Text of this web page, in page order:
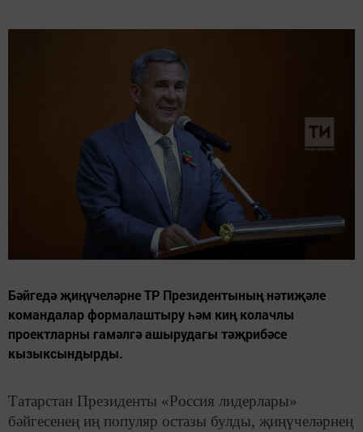
Бәйгедә җиңүчеләрне ТР Президентының нәтиҗәле
командалар формалаштыру һәм киң колачлы
проектларны гамәлгә ашырудагы тәҗрибәсе
кызыксындырды.
Татарстан Президенты «Россия лидерлары»
бәйгесенең иң популяр остазы булды, җиңүчеләрнең